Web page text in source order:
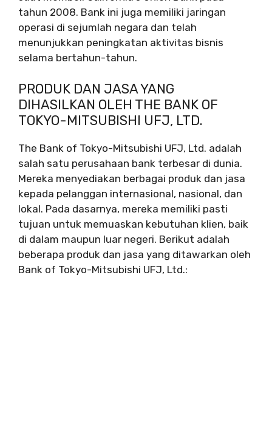
tahun 2008. Bank ini juga memiliki jaringan
operasi di sejumlah negara dan telah
menunjukkan peningkatan aktivitas bisnis
selama bertahun-tahun.
PRODUK DAN JASA YANG
DIHASILKAN OLEH THE BANK OF
TOKYO-MITSUBISHI UFJ, LTD.
The Bank of Tokyo-Mitsubishi UFJ, Ltd. adalah
salah satu perusahaan bank terbesar di dunia.
Mereka menyediakan berbagai produk dan jasa
kepada pelanggan internasional, nasional, dan
lokal. Pada dasarnya, mereka memiliki pasti
tujuan untuk memuaskan kebutuhan klien, baik
di dalam maupun luar negeri. Berikut adalah
beberapa produk dan jasa yang ditawarkan oleh
Bank of Tokyo-Mitsubishi UFJ, Ltd.: